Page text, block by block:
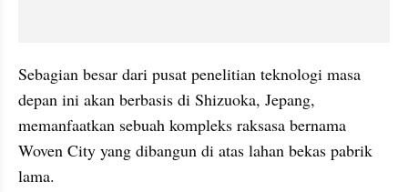
Sebagian besar dari pusat penelitian teknologi masa
depan ini akan berbasis di Shizuoka, Jepang,
memanfaatkan sebuah kompleks raksasa bernama
Woven City yang dibangun di atas lahan bekas pabrik
lama.